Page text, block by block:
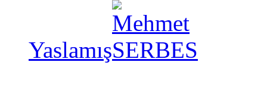
Yaslamış